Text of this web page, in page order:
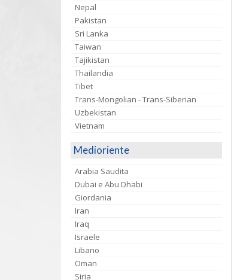
Nepal
Pakistan
Sri Lanka
Taiwan
Tajikistan
Thailandia
Tibet
Trans-Mongolian - Trans-Siberian
Uzbekistan
Vietnam
Medioriente
Arabia Saudita
Dubai e Abu Dhabi
Giordania
Iran
Iraq
Israele
Libano
Oman
Siria